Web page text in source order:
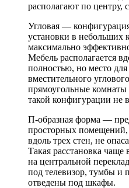
располагают по центру,
Угловая —
установки в небольших
максимально
Мебель располагается
полностью, но место для
вместительного
прямоугольные
такой конфигурации не
П-образная форма —
просторных помещений,
вдоль трех стен, не
Такая расстановка чаще
на центральной
под телевизор, тумбы и
отведены под шкафы.